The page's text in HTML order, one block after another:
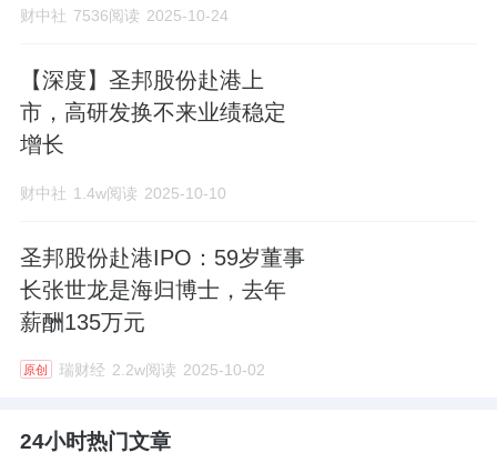
财中社 7536阅读 2025-10-24
【深度】圣邦股份赴港上
市，高研发换不来业绩稳定
增长
财中社 1.4w阅读 2025-10-10
圣邦股份赴港IPO：59岁董事
长张世龙是海归博士，去年
薪酬135万元
原创 瑞财经 2.2w阅读 2025-10-02
24小时热门文章